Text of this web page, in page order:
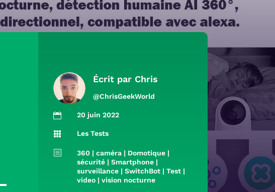
Écrit par Chris
@ChrisGeekWorld
 20 juin 2022
 Les Tests
b 360 |caméra | Domotique |
sécurité |Smartphone |
surveillance |SwitchBot |Test |
video |vision nocturne